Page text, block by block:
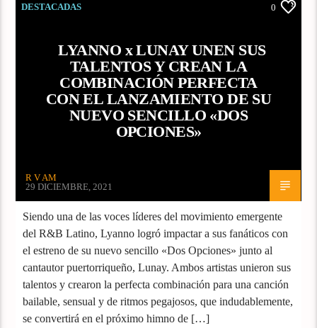
DESTACADAS 0
LYANNO x LUNAY UNEN SUS
TALENTOS Y CREAN LA
COMBINACIÓN PERFECTA
CON EL LANZAMIENTO DE SU
NUEVO SENCILLO «DOS
OPCIONES»
R V AM
29 DICIEMBRE, 2021
Siendo una de las voces líderes del movimiento emergente
del R&B Latino, Lyanno logró impactar a sus fanáticos con
el estreno de su nuevo sencillo «Dos Opciones» junto al
cantautor puertorriqueño, Lunay. Ambos artistas unieron sus
talentos y crearon la perfecta combinación para una canción
bailable, sensual y de ritmos pegajosos, que indudablemente,
se convertirá en el próximo himno de […]